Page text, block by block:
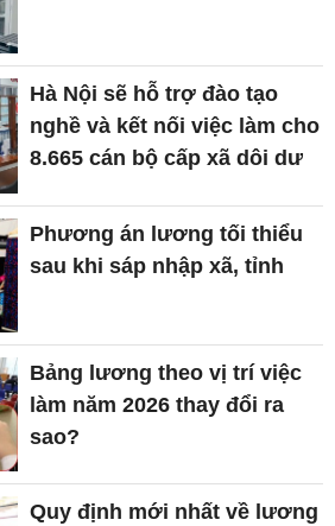
Hà Nội sẽ hỗ trợ đào tạo
nghề và kết nối việc làm cho
8.665 cán bộ cấp xã dôi dư
Phương án lương tối thiểu
sau khi sáp nhập xã, tỉnh
Bảng lương theo vị trí việc
làm năm 2026 thay đổi ra
sao?
Quy định mới nhất về lương